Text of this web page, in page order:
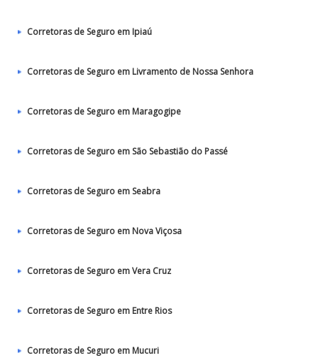
Corretoras de Seguro em Ipiaú
Corretoras de Seguro em Livramento de Nossa Senhora
Corretoras de Seguro em Maragogipe
Corretoras de Seguro em São Sebastião do Passé
Corretoras de Seguro em Seabra
Corretoras de Seguro em Nova Viçosa
Corretoras de Seguro em Vera Cruz
Corretoras de Seguro em Entre Rios
Corretoras de Seguro em Mucuri